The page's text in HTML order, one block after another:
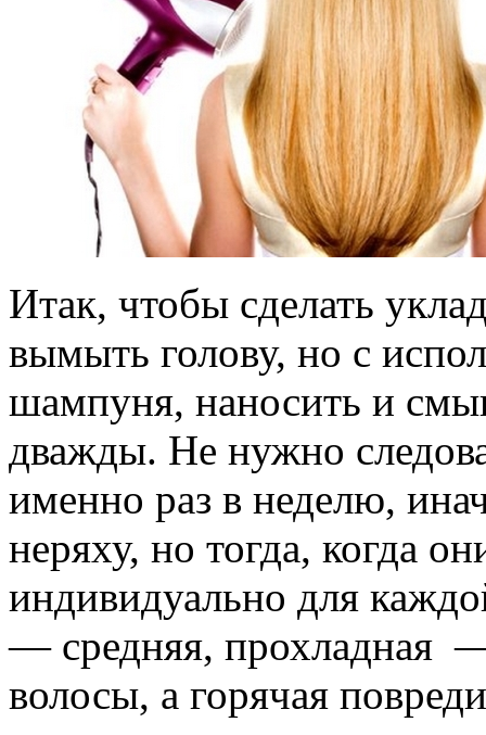
Итак, чтобы сделать
вымыть голову, но с
шампуня, наносить и
дважды. Не нужно
именно раз в неделю,
неряху, но тогда, когда
индивидуально для
— средняя, прохладная
волосы, а горячая